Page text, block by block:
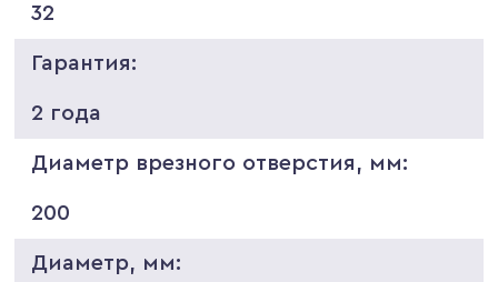
32
Гарантия:
2 года
Диаметр врезного отверстия, мм:
200
Диаметр, мм: